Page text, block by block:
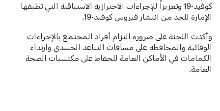
كوفيد-19 وتعزيزاً للإجراءات الاحترازية الاستباقية التي تطبقها
الإمارة للحد من انتشار فيروس كوفيد-19.
وأكدت اللجنة على ضرورة التزام أفراد المجتمع بالإجراءات
الوقائية والمحافظة على مسافات التباعد الجسدي وارتداء
الكمامات في الأماكن العامة للحفاظ على مكتسبات الصحة
العامة.